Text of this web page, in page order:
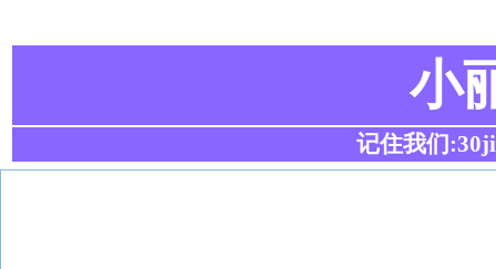
小
记住我们